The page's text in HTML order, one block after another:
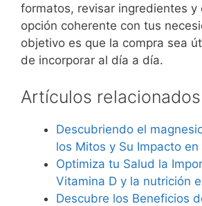
formatos, revisar ingredientes y
opción coherente con tus
objetivo es que la compra sea
de incorporar al día a día.
Artículos relacionados
Descubriendo el
los Mitos y Su Impacto en
Optimiza tu Salud la
Vitamina D y la nutrición
Descubre los Beneficios